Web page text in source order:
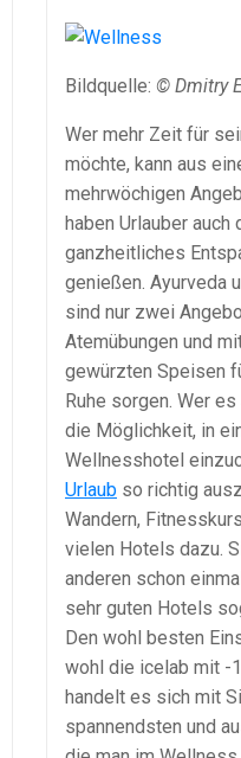
Bildquelle: © Dmitry
Wer mehr Zeit für
möchte, kann aus
mehrwöchigen
haben Urlauber
ganzheitliches
genießen. Ayurveda
sind nur zwei
Atemübungen und
gewürzten Speisen
Ruhe sorgen. Wer
die Möglichkeit, in
Wellnesshotel
Urlaub so richtig
Wandern,
vielen Hotels dazu.
anderen schon
sehr guten Hotels
Den wohl besten
wohl die icelab mit -
handelt es sich mit
spannendsten und